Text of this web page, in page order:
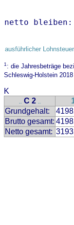
netto
ausführlicher
1: die Jahresbeträge
Schleswig-Holstein 2018
K
.. C 2 ..
Grundgehalt:
Brutto gesamt:
Netto gesamt: